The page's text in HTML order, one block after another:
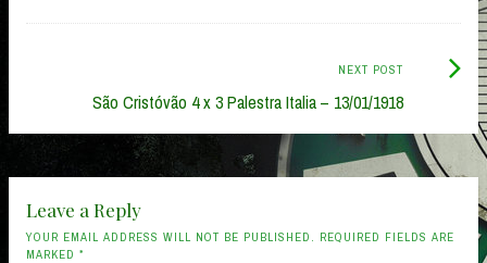
NEXT POST
São Cristóvão 4 x 3 Palestra Italia – 13/01/1918
Next
Leave a Reply
YOUR EMAIL ADDRESS WILL NOT BE PUBLISHED. REQUIRED FIELDS ARE
MARKED *